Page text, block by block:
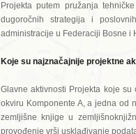
Projekta putem pružanja
dugoročnih strategija i
administracije u Federaciji Bosne i
Koje su najznačajnije projektne
Glavne aktivnosti Projekta koje
okviru Komponente A, a jedna od
zemljišne knjige u
provođenje vrši usklađivanje